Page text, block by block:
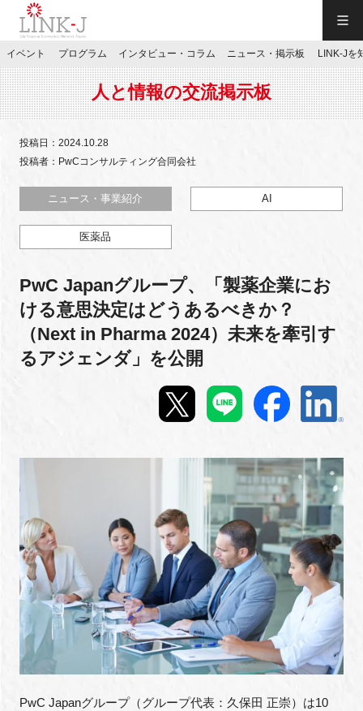
JP／EN
特別会員専用メニュー
お問い合わせ
マイページ
インタビュー・コラム
ニュース・掲示板
LINK-Jを知る
特別会員
施設・アクセス
イベント プログラム インタビュー・コラム ニュース・掲示板 LINK-Jを
人と情報の交流掲示板
投稿日：2024.10.28
投稿者：PwCコンサルティング合同会社
ニュース・事業紹介 AI
医薬品
PwC Japanグループ、「製薬企業にお
ける意思決定はどうあるべきか？
（Next in Pharma 2024）未来を牽引す
るアジェンダ」を公開
PwC Japanグループ（グループ代表：久保田 正崇）は10